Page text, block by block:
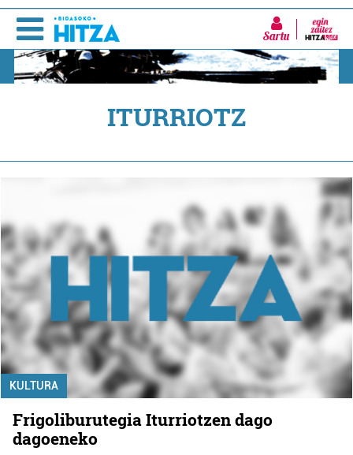
Sartu
ITURRIOTZ
KULTURA
Frigoliburutegia Iturriotzen dago
dagoeneko